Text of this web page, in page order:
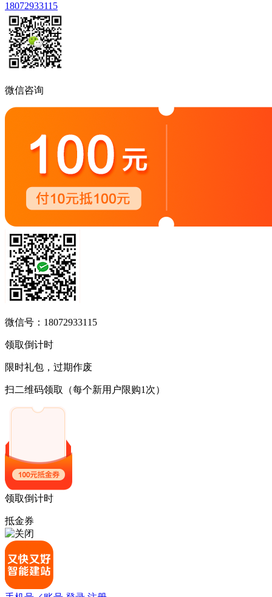
18072933115
微信咨询
微信号：18072933115
领取倒计时
限时礼包，过期作废
扫二维码领取 （每个新用户限购1次）
领取倒计时
抵金券